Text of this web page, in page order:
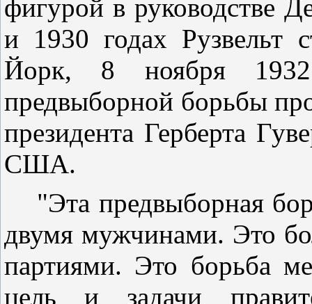
фигурой в руководстве
и 1930 годах Рузвельт
Йорк, 8 ноября 1932
предвыборной борьбы
президента Герберта
США.
"Эта предвыборная
двумя мужчинами. Это
партиями. Это борьба
цель и задачи